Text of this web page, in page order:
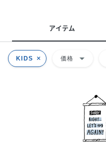
アイテム
KIDS 価格 arrow_drop_down